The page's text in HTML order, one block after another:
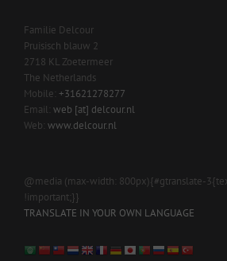
Familie Delcour
Pruisisch blauw 2
2718 KL Zoetermeer
The Netherlands
Mobile: +31621278277
Email: web [at] delcour.nl
Web: www.delcour.nl
@media (max-width: 800px){#gtranslate-
!important;}}
TRANSLATE IN YOUR OWN LANGUAGE